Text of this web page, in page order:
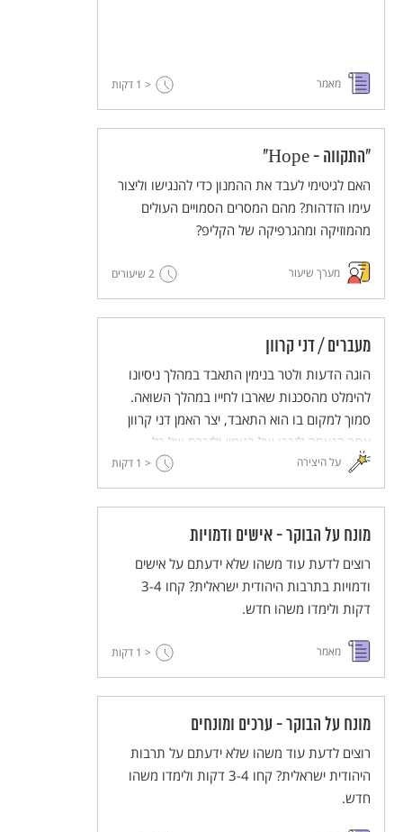
מאמר < 1 דקות
"התקווה - Hope"
האם לגיטימי לעבד את ההמנון כדי להנגישו וליצור
עימו הזדהות? מהם המסרים הסמויים העולים
מהמוזיקה ומהגרפיקה של הקליפ?
מערך שיעור 2 שיעורים
מעברים / דני קרוון
הוגה הדעות ולטר בנימין התאבד במהלך ניסיונו
להימלט מהסכנות שארבו לחייו במהלך השואה.
סמוך למקום בו הוא התאבד, יצר האמן דני קרוון
אתר הנצחה לזכרו של בנימין ולזכרם של כל
הפליטים שנאלצו להימלט מאימת המשטר הנאצי.
על היצירה < 1 דקות
מונח על הבוקר - אישים ודמויות
רוצים לדעת עוד משהו שלא ידעתם על אישים
ודמויות בתרבות היהודית ישראלית? קחו 3-4
דקות ולימדו משהו חדש.
מאמר < 1 דקות
מונח על הבוקר - ערכים ומונחים
רוצים לדעת עוד משהו שלא ידעתם על תרבות
היהודית ישראלית? קחו 3-4 דקות ולימדו משהו
חדש.